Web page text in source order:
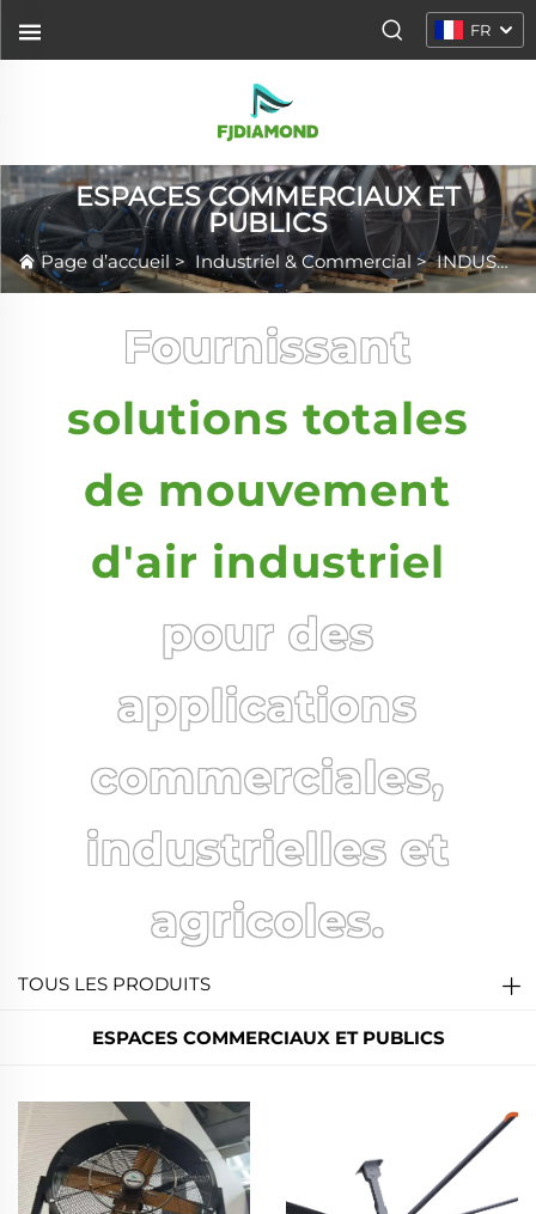
FR
ESPACES COMMERCIAUX ET
PUBLICS
Page d’accueil > Industriel & Commercial >INDUSTRIES
Fournissant
solutions totales
de mouvement
d'air industriel
pour des
applications
commerciales,
industrielles et
agricoles.
TOUS LES PRODUITS
ESPACES COMMERCIAUX ET PUBLICS